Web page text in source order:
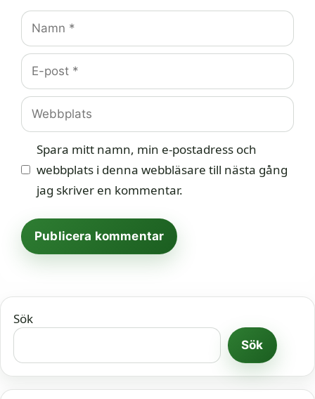
Namn
E-
post
Webbplats
Spara mitt namn, min e-postadress och
webbplats i denna webbläsare till nästa gång
jag skriver en kommentar.
Sök
Sök